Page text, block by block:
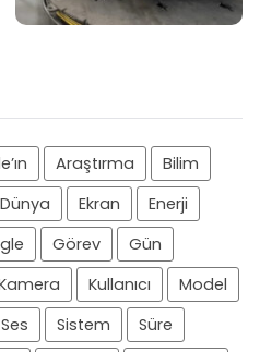
Araştırma
Bilim
Dünya Ekran
Enerji
Görev
Gün
Kullanıcı
Model
Ses Sistem Süre